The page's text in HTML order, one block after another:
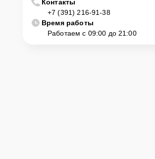
Если у клиента нет времени или возможности
крупногабаритной техники, он может заказать
доставку или услугу выезда мастера.
удобное место и время, проведет тщательную
Контакты
+7 (391) 216-91-38
Время работы
Работаем с 09:00 до 21:00